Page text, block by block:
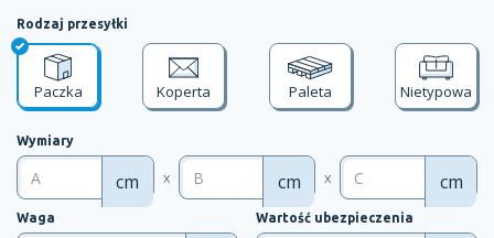
Rodzaj przesyłki
Paczka Koperta Paleta Nietypowa
Wymiary
cm x cm x cm
Waga Wartość ubezpieczenia